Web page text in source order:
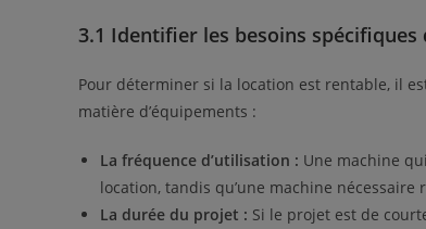
3.1 Identifier les besoins spécifiques
Pour déterminer si la location est rentable, il
matière d’équipements :
La fréquence d’utilisation : Une machine
location, tandis qu’une machine
La durée du projet : Si le projet est de